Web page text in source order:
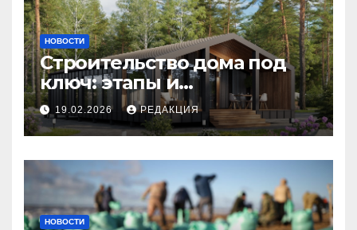
НОВОСТИ
Строительство дома под
ключ: этапы и
планирование бюджета
19.02.2026 РЕДАКЦИЯ
НОВОСТИ